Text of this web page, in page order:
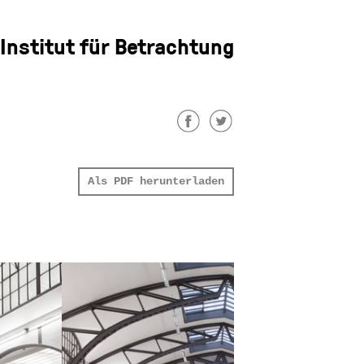
Institut für Betrachtung
Als PDF herunterladen